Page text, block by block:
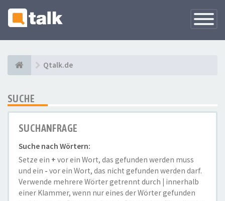
Qtalk.de
SUCHE
SUCHANFRAGE
Suche nach Wörtern:
Setze ein + vor ein Wort, das gefunden werden muss
und ein - vor ein Wort, das nicht gefunden werden darf.
Verwende mehrere Wörter getrennt durch | innerhalb
einer Klammer, wenn nur eines der Wörter gefunden